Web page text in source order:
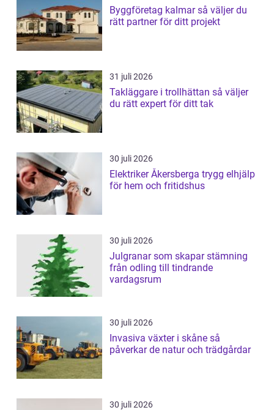
Byggföretag kalmar så väljer du
rätt partner för ditt projekt
31 juli 2026
Takläggare i trollhättan så väljer
du rätt expert för ditt tak
30 juli 2026
Elektriker Åkersberga trygg elhjälp
för hem och fritidshus
30 juli 2026
Julgranar som skapar stämning
från odling till tindrande
vardagsrum
30 juli 2026
Invasiva växter i skåne så
påverkar de natur och trädgårdar
30 juli 2026